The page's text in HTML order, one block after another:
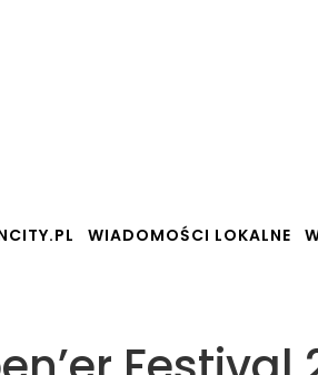
WIADOMOŚCI LOKALNE